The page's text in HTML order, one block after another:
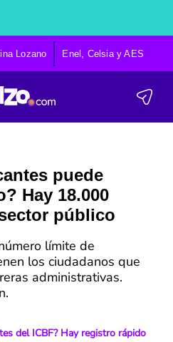
Lozano Enel, Celsia y AES
puede
Hay 18.000
público
límite de
los ciudadanos que
administrativas.
del ICBF? Hay registro rápido